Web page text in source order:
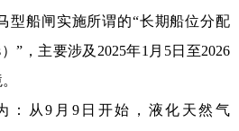
型船闸实施所谓的“长期船位分配
）”，主要涉及2025年1月5日至2026
从9月9日开始，液化天然气